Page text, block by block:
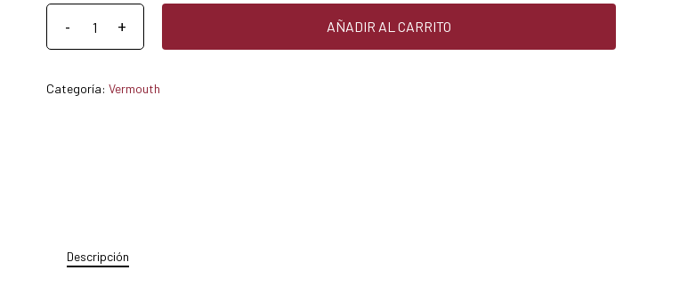
AÑADIR AL CARRITO
Categoría: Vermouth
Descripción